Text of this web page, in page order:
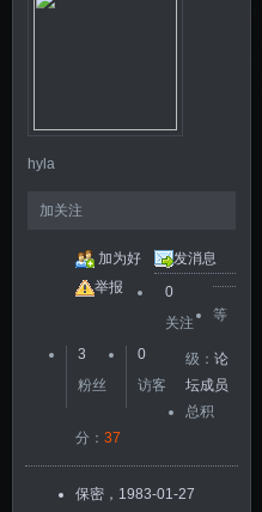
hyla
加关注
加为好
友
发消息
举报
0
关注
3
粉丝
0
访客
等
级：论
坛成员
总积
分： 37
保密，1983-01-27